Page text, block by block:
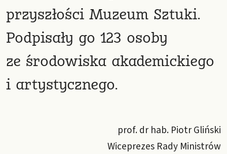
przyszłości Muzeum Sztuki.
Podpisały go 123 osoby
ze środowiska akademickiego
i artystycznego.
prof. dr hab. Piotr Gliński
Wiceprezes Rady Ministrów